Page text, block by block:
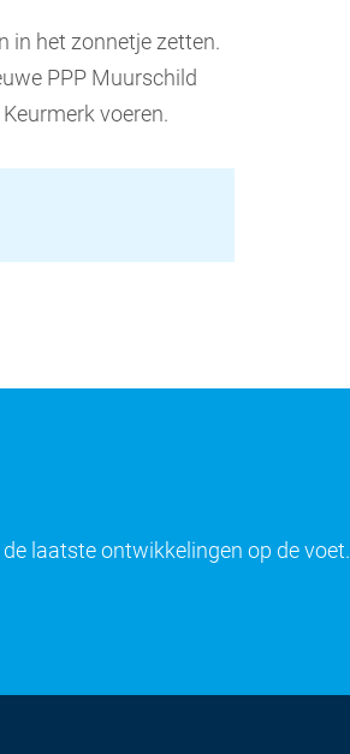
in het zonnetje zetten.
PPP Muurschild
voeren.
laatste ontwikkelingen op de voet.